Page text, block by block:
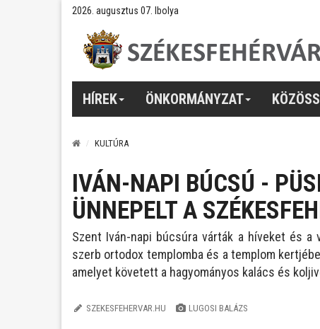
2026. augusztus 07. Ibolya
HÍREK ÖNKORMÁNYZAT
KULTÚRA
IVÁN-NAPI BÚCSÚ -
ÜNNEPELT A
Szent Iván-napi búcsúra várták a híveket és a
szerb ortodox templomba és a templom
amelyet követett a hagyományos kalács és
SZEKESFEHERVAR.HU LUGOSI BALÁZS